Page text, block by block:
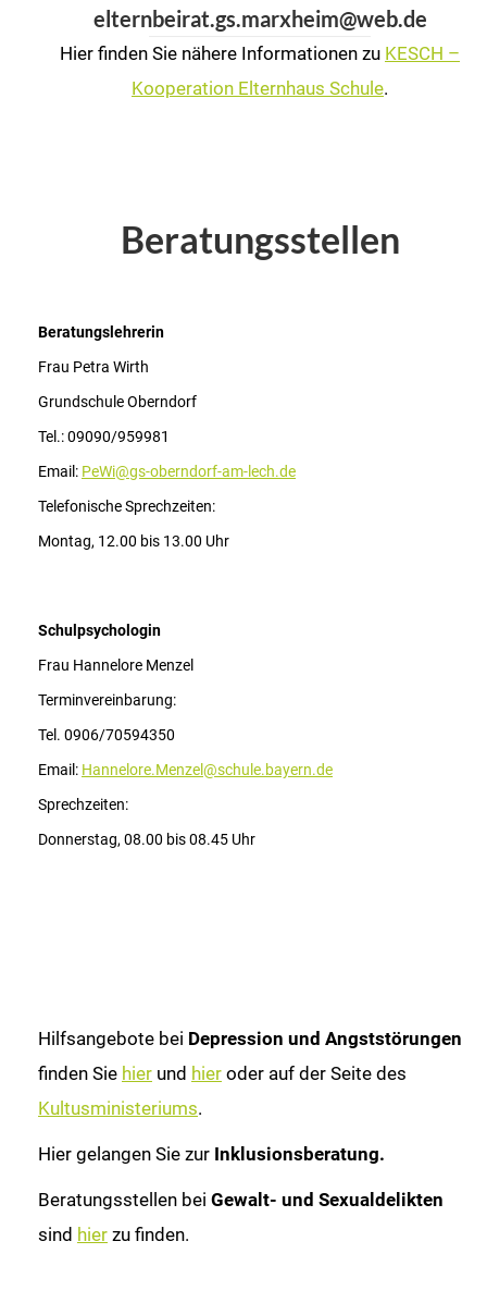
elternbeirat.gs.marxheim@web.de
Hier finden Sie nähere Informationen zu KESCH –
Kooperation Elternhaus Schule.
Beratungsstellen
Beratungslehrerin
Frau Petra Wirth
Grundschule Oberndorf
Tel.: 09090/959981
Email: PeWi@gs-oberndorf-am-lech.de
Telefonische Sprechzeiten:
Montag, 12.00 bis 13.00 Uhr
Schulpsychologin
Frau Hannelore Menzel
Terminvereinbarung:
Tel. 0906/70594350
Email: Hannelore.Menzel@schule.bayern.de
Sprechzeiten:
Donnerstag, 08.00 bis 08.45 Uhr
Hilfsangebote bei Depression und Angststörungen
finden Sie hier und hier oder auf der Seite des
Kultusministeriums.
Hier gelangen Sie zur Inklusionsberatung.
Beratungsstellen bei Gewalt- und Sexualdelikten
sind hier zu finden.